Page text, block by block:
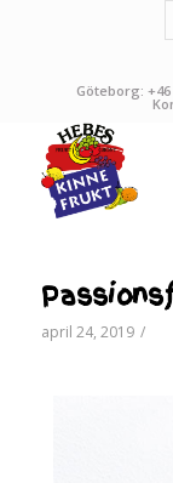
Göteborg: +46
april 24, 2019 /